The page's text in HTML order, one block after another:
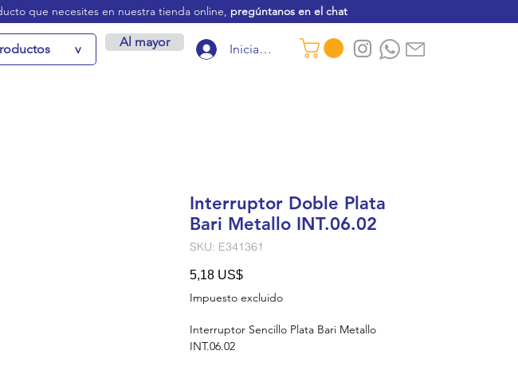
que necesites en nuestra tienda online, pregúntanos en el chat
v Al mayor Iniciar sesión
Interruptor Doble Plata
Bari Metallo INT.06.02
SKU: E341361
5,18 US$Precio
Impuesto excluido
Interruptor Sencillo Plata Bari Metallo
INT.06.02